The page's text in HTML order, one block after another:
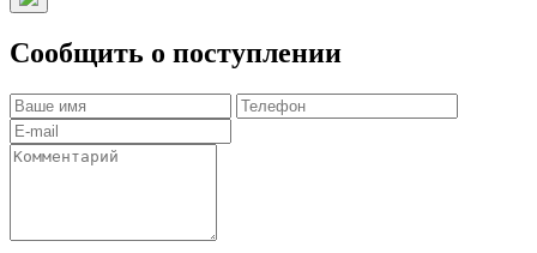
Сообщить о поступлении